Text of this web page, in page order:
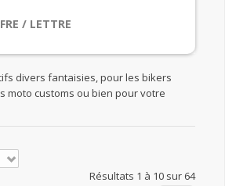
/ LETTRE
divers fantaisies, pour les bikers
moto customs ou bien pour votre
Résultats 1 à 10 sur 64